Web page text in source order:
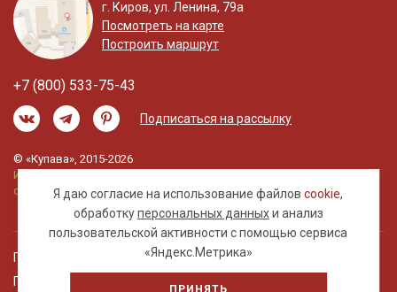
Я даю согласие на использование файловcookie,
обработкуперсональных данныхи анализ
пользовательской активности с помощью сервиса
«Яндекс.Метрика»
ПРИНЯТЬ
г. Киров, ул. Ленина, 79а
Посмотреть на карте
Построить маршрут
+7 (800) 533-75-43
Подписаться на рассылку
© «Купава», 2015-2026
Информация на сайте не является публичной
офертой.
Правовая информация
Политика обработки персональных данных